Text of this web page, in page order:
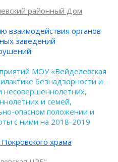
районный Дом
взаимодействия органов
заведений
МОУ «Вейделевская
безнадзорности и
несовершеннолетних,
и семей,
опасном положении и
с ними на 2018-2019
храма